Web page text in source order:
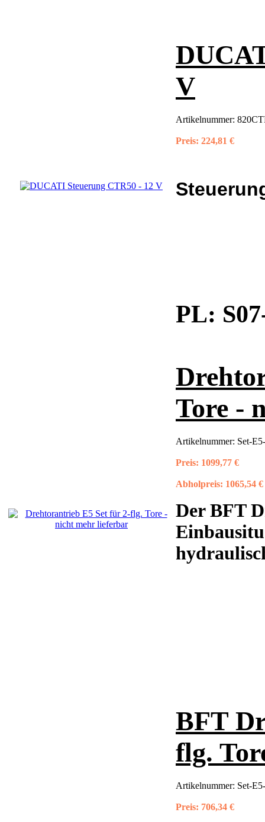
V
Artikelnummer:
Preis: 224,81 €
PL:
Tore -
Artikelnummer: Set-
Preis: 1099,77 €
Abholpreis: 1065,54 €
Der BFT
BFT
flg.
Artikelnummer: Set-
Preis: 706,34 €